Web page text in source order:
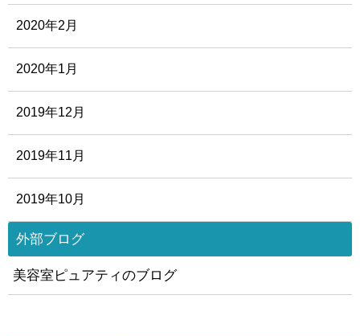
2020年2月
2020年1月
2019年12月
2019年11月
2019年10月
外部ブログ
美容室ピュアティのブログ